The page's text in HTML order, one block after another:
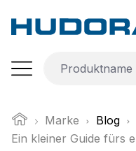
Zum Hauptinhalt
Marke
Blog
Ein kleiner Guide fürs